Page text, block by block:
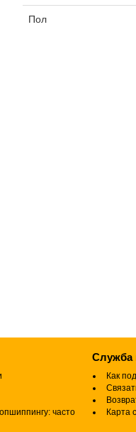
Пол
часто
Служба
Как
Карта